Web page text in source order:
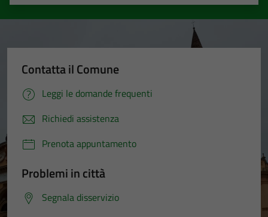
Contatta il Comune
Leggi le domande frequenti
Richiedi assistenza
Prenota appuntamento
Problemi in città
Segnala disservizio